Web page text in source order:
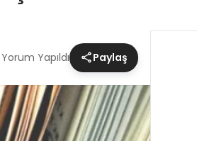
Yapıldı Paylaş